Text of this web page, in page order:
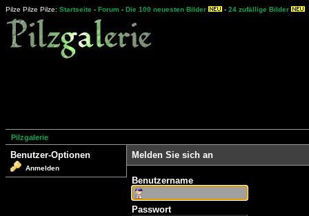
Pilze Pilze Pilze: Startseite - Forum - Die 100 neuesten Bilder - 24 zufällige Bilder
Pilzgalerie
Benutzer-Optionen
Anmelden
Melden Sie sich an
Benutzername
Passwort